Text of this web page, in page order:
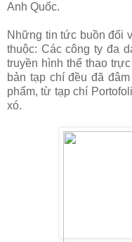
Anh Quốc.
Những tin tức buồn đối
thuộc: Các công ty đa
truyền hình thể thao
bản tạp chí đều đã
phẩm, từ tạp chí
xó.